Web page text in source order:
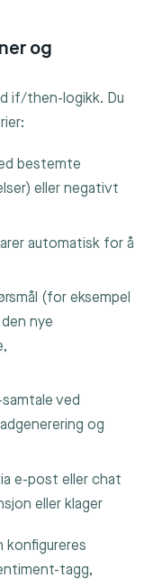
og
if/then-logikk. Du
bestemte
eller negativt
automatisk for å
(for eksempel
nye
ved
og
e-post eller chat
eller klager
konfigureres
tagg,